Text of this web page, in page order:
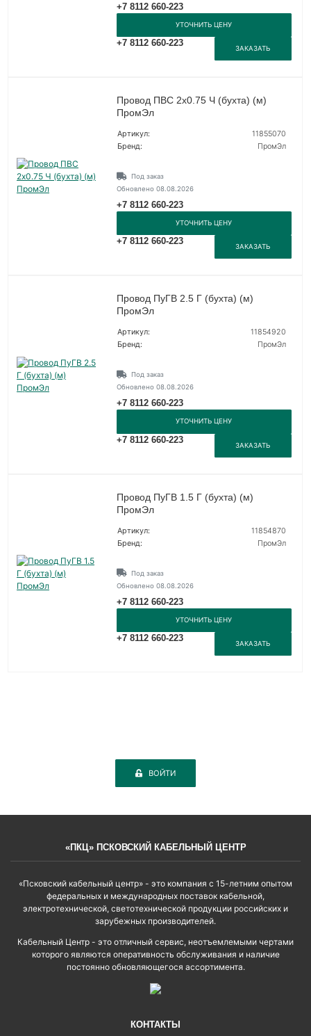
+7 8112 660-223
УТОЧНИТЬ ЦЕНУ
+7 8112 660-223
ЗАКАЗАТЬ
Провод ПВС 2х0.75 Ч (бухта) (м)
ПромЭл
Артикул:
11855070
Бренд:
ПромЭл
Под заказ
Обновлено 08.08.2026
+7 8112 660-223
УТОЧНИТЬ ЦЕНУ
+7 8112 660-223
ЗАКАЗАТЬ
Провод ПуГВ 2.5 Г (бухта) (м)
ПромЭл
Артикул:
11854920
Бренд:
ПромЭл
Под заказ
Обновлено 08.08.2026
+7 8112 660-223
УТОЧНИТЬ ЦЕНУ
+7 8112 660-223
ЗАКАЗАТЬ
Провод ПуГВ 1.5 Г (бухта) (м)
ПромЭл
Артикул:
11854870
Бренд:
ПромЭл
Под заказ
Обновлено 08.08.2026
+7 8112 660-223
УТОЧНИТЬ ЦЕНУ
+7 8112 660-223
ЗАКАЗАТЬ
ВОЙТИ
«ПКЦ» ПСКОВСКИЙ КАБЕЛЬНЫЙ ЦЕНТР
«Псковский кабельный центр» - это компания с 15-летним опытом
федеральных и международных поставок кабельной,
электротехнической, светотехнической продукции российских и
зарубежных производителей.
Кабельный Центр - это отличный сервис, неотъемлемыми чертами
которого являются оперативность обслуживания и наличие
постоянно обновляющегося ассортимента.
КОНТАКТЫ